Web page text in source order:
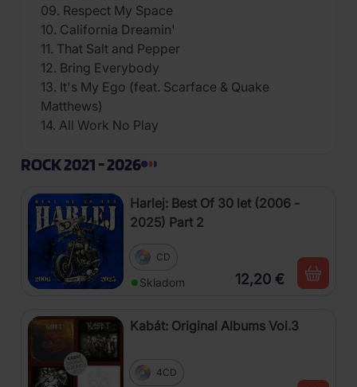
09. Respect My Space
10. California Dreamin'
11. That Salt and Pepper
12. Bring Everybody
13. It's My Ego (feat. Scarface & Quake
Matthews)
14. All Work No Play
ROCK 2021 - 2026
Harlej: Best Of 30 let (2006 -
2025) Part 2
CD
Skladom 12,20 €
Kabát: Original Albums Vol.3
4CD